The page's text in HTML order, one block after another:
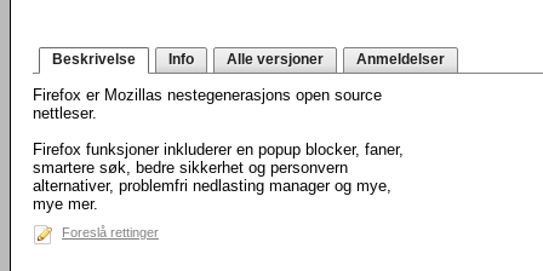
Beskrivelse Info Alle versjoner Anmeldelser
Firefox er Mozillas nestegenerasjons open source
nettleser.
Firefox funksjoner inkluderer en popup blocker, faner,
smartere søk, bedre sikkerhet og personvern
alternativer, problemfri nedlasting manager og mye,
mye mer.
Foreslå rettinger